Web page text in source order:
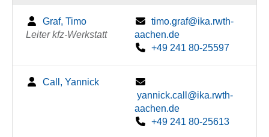
Graf, Timo
Leiter kfz-Werkstatt
timo.graf@ika.rwth-
aachen.de
+49 241 80-25597
Call, Yannick
yannick.call@ika.rwth-
aachen.de
+49 241 80-25613